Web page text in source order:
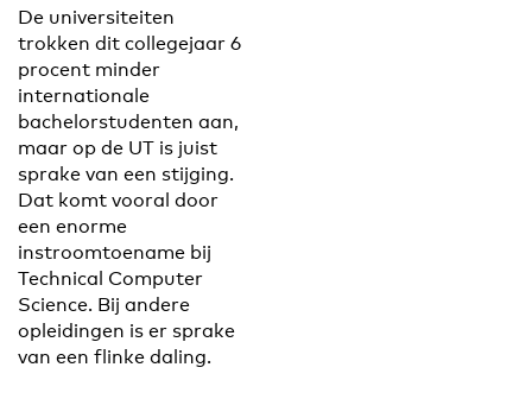
De universiteiten
trokken dit collegejaar 6
procent minder
internationale
bachelorstudenten aan,
maar op de UT is juist
sprake van een stijging.
Dat komt vooral door
een enorme
instroomtoename bij
Technical Computer
Science. Bij andere
opleidingen is er sprake
van een flinke daling.